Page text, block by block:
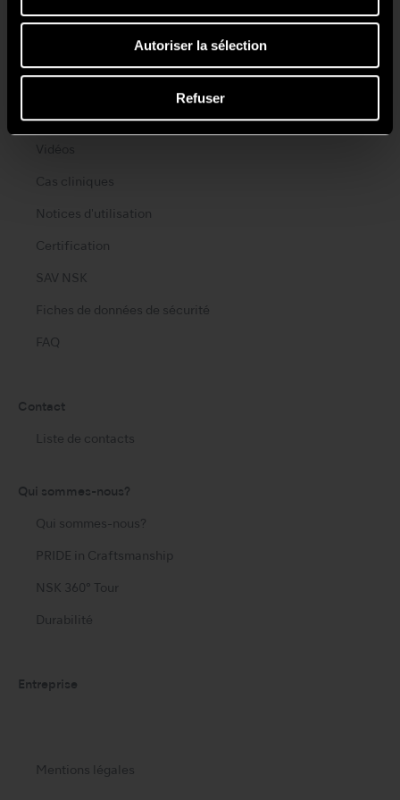
Autoriser la sélection
Refuser
Protocoles d'entretien
Guides d'entretien
Brochures
Vidéos
Cas cliniques
Notices d'utilisation
Certification
SAV NSK
Fiches de données de sécurité
FAQ
Contact
Liste de contacts
Qui sommes-nous?
Qui sommes-nous?
PRIDE in Craftsmanship
NSK 360° Tour
Durabilité
Entreprise
Mentions légales